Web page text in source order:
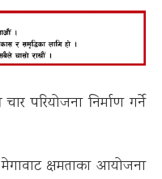
परियोजना निर्माण गर्ने
क्षमताका आयोजना